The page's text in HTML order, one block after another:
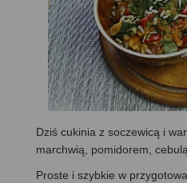
Dziś cukinia z soczewicą i
marchwią, pomidorem,
Proste i szybkie w